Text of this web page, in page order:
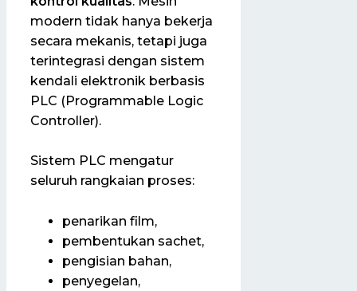
modern tidak hanya bekerja
secara mekanis, tetapi juga
terintegrasi dengan sistem
kendali elektronik berbasis
PLC (Programmable Logic
Controller).
Sistem PLC mengatur
seluruh rangkaian proses:
penarikan film,
pembentukan sachet,
pengisian bahan,
penyegelan,